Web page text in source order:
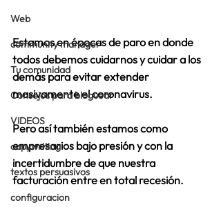
Web
community manager
Tu comunidad
Consejos para bloguear
VIDEOS
copywriting
textos persuasivos
configuracion
Estamos en épocas de paro en donde
todos debemos cuidarnos y cuidar a los
demás para evitar extender
masivamente el coronavirus.
Pero así también estamos como
empresarios bajo presión y con la
incertidumbre de que nuestra
facturación entre en total recesión.